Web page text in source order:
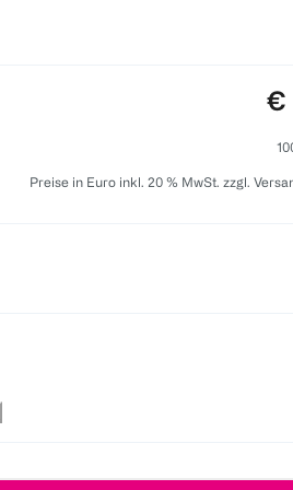
€
Preise in Euro inkl. 20 % MwSt. zzgl.